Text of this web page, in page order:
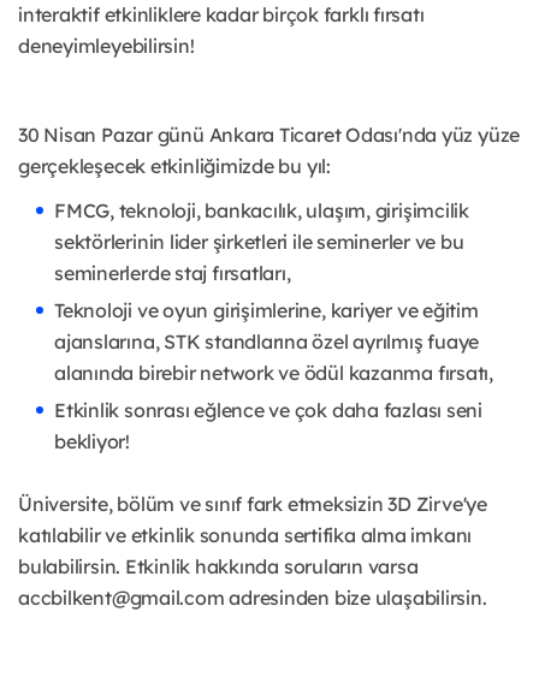
interaktif etkinliklere kadar birçok farklı fırsatı
deneyimleyebilirsin!
30 Nisan Pazar günü Ankara Ticaret Odası'nda yüz yüze
gerçekleşecek etkinliğimizde bu yıl:
FMCG, teknoloji, bankacılık, ulaşım, girişimcilik
sektörlerinin lider şirketleri ile seminerler ve bu
seminerlerde staj fırsatları,
Teknoloji ve oyun girişimlerine, kariyer ve eğitim
ajanslarına, STK standlarına özel ayrılmış fuaye
alanında birebir network ve ödül kazanma fırsatı,
Etkinlik sonrası eğlence ve çok daha fazlası seni
bekliyor!
Üniversite, bölüm ve sınıf fark etmeksizin 3D Zirve'ye
katılabilir ve etkinlik sonunda sertifika alma imkanı
bulabilirsin. Etkinlik hakkında soruların varsa
accbilkent@gmail.com adresinden bize ulaşabilirsin.